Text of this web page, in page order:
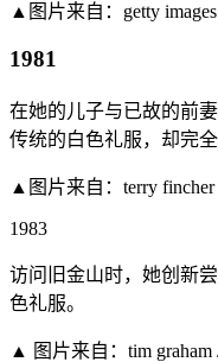
▲图片来自：getty images
1981
在她的儿子与已故的前
传统的白色礼服，却完
▲图片来自：terry fincher
1983
访问旧金山时，她创新
色礼服。
▲ 图片来自：tim graham